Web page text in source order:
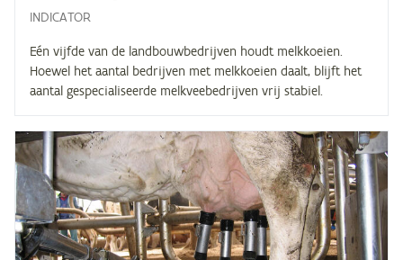
INDICATOR
Eén vijfde van de landbouwbedrijven houdt melkkoeien.
Hoewel het aantal bedrijven met melkkoeien daalt, blijft het
aantal gespecialiseerde melkveebedrijven vrij stabiel.